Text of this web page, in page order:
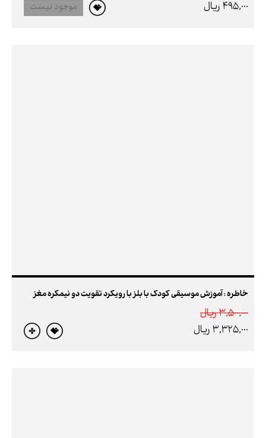
495,000 ريال
موجود نیست
خاطره : آموزش موسیقی کودک با بلز با رویکرد تقویت دو نیمکره مغز
3,500,000 ريال
3,325,000 ريال